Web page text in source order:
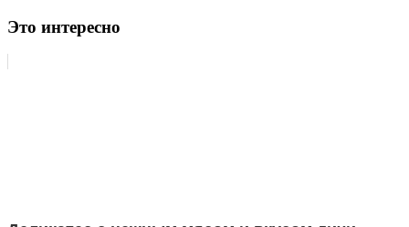
Это интересно